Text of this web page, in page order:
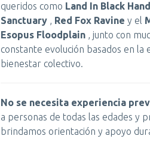
queridos como Land In Black
Sanctuary , Red Fox Ravine y el
Esopus Floodplain , junto con
constante evolución basados en la
bienestar colectivo.
No se necesita experiencia
a personas de todas las edades y
brindamos orientación y apoyo